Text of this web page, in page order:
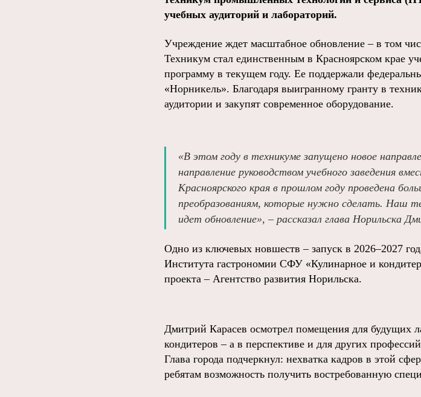
учебных аудиторий и лабораторий.
Учреждение ждет масштабное обновление – в том
Техникум стал единственным в Красноярском крае
программу в текущем году. Ее поддержали
«Норникель». Благодаря выигранному гранту в
аудитории и закупят современное оборудование.
«В этом году в техникуме запущено новое
направление руководством учебного заведения
Красноярского края в прошлом году проведена
преобразованиям, которые нужно сделать. Наш
идет обновление», – рассказал глава Норильска
Одно из ключевых новшеств – запуск в 2026–2027
Института гастрономии СФУ «Кулинарное и
проекта – Агентство развития Норильска.
Дмитрий Карасев осмотрел помещения для будущих
кондитеров – а в перспективе и для других
Глава города подчеркнул: нехватка кадров в этой
ребятам возможность получить востребованную